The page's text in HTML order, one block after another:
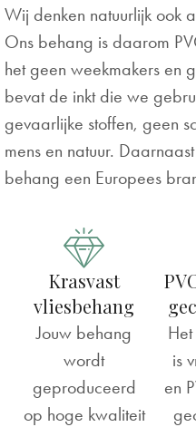
Wij denken natuurlijk ook
Ons behang is daarom
het geen weekmakers en
bevat de inkt die we
gevaarlijke stoffen, geen
mens en natuur.
behang een Europees
Krasvast
vliesbehang
Jouw behang
wordt
geproduceerd
op hoge kwaliteit
is
en